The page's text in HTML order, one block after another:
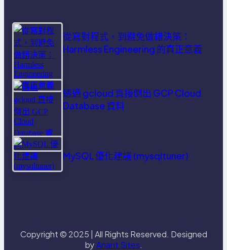
從寫對程式，到避免做錯決策：
Harmless Engineering 的真正意義
透過 gcloud 直接倒出 GCP Cloud
Database 資料
MySQL 優化建議 (mysqltuner)
Copyright © 2025 | All Rights Reserved. Designed
byAnant Sites.